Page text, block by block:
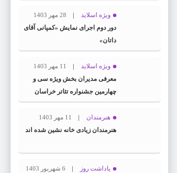
رضوی معرفی شد
ویژه اسلاید
28 مهر 1403
دور دوم اجرای نمایش «کمپانی آقای
داتان»
ویژه اسلاید
11 مهر 1403
معرفی مدیران بخش ویژه سی و
چهارمین جشنواره تئاتر خراسان
رضوی
هنرمندان
11 مهر 1403
هنرمندان زیادی خانه نشین شده اند
یاداشت روز
6 شهریور 1403